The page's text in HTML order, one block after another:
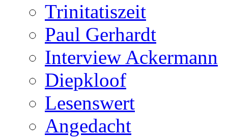
Trinitatiszeit
Paul Gerhardt
Interview Ackermann
Diepkloof
Lesenswert
Angedacht